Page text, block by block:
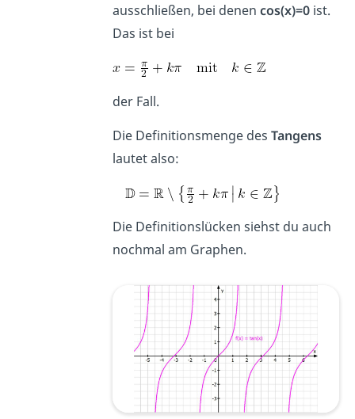
ausschließen, bei denen cos(x)=0ist.
Das ist bei
der Fall.
Die Definitionsmenge des Tangens
lautet also:
Die Definitionslücken siehst du auch
nochmal am Graphen.